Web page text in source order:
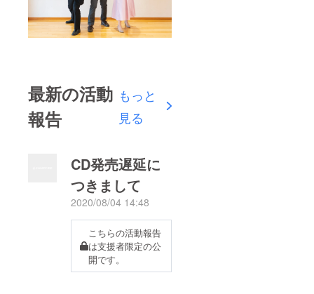
最新の活動
報告
もっと
見る
CD発売遅延に
つきまして
2020/08/04 14:48
こちらの活動報告
は支援者限定の公
開です。